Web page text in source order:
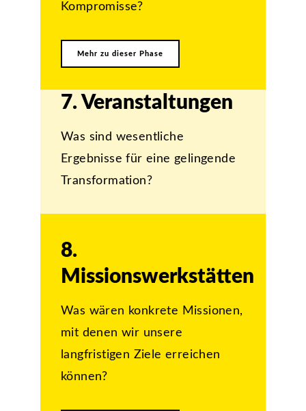
Kompromisse?
Mehr zu dieser Phase
7. Veranstaltungen
Was sind wesentliche
Ergebnisse für eine gelingende
Transformation?
8.
Missionswerkstätten
Was wären konkrete Missionen,
mit denen wir unsere
langfristigen Ziele erreichen
können?